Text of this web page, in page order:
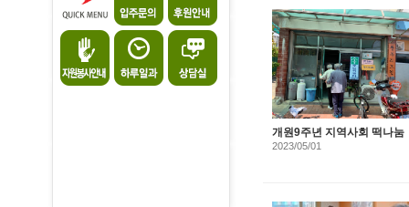
개원9주년 지역사회 떡나눔
2023/05/01